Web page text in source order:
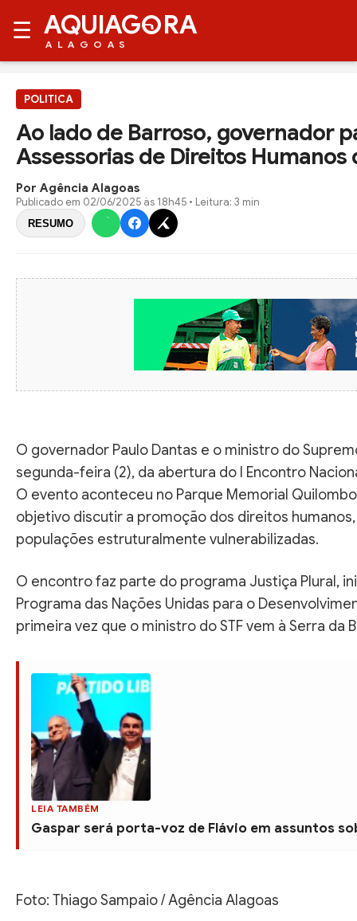
☰ AQUIAG RA
ALAGOAS
POLITICA
Ao lado de Barroso, governador
Assessorias de Direitos
Por Agência Alagoas
Publicado em 02/06/2025 às 18h45 • Leitura: 3 min
RESUMO
O governador Paulo Dantas e o ministro do
segunda-feira (2), da abertura do I Encontro
O evento aconteceu no Parque Memorial
objetivo discutir a promoção dos direitos
populações estruturalmente vulnerabilizadas.
O encontro faz parte do programa Justiça Plural,
Programa das Nações Unidas para o
primeira vez que o ministro do STF vem à Serra
LEIA TAMBÉM
Gaspar será porta-voz de Flávio em assuntos
Foto: Thiago Sampaio / Agência Alagoas